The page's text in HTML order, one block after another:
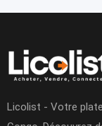
Licolist - Votre